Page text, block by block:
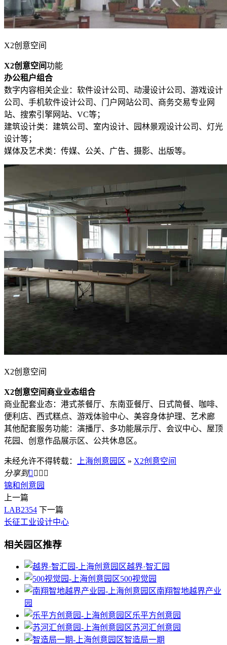
X2创意空间
X2创意空间功能
办公租户组合
数字内容相关企业：软件设计公司、动漫设计公司、游戏设计
公司、手机软件设计公司、门户网站公司、商务交易专业网
站、搜索引擎网站、VC等；
建筑设计类：建筑公司、室内设计、园林景观设计公司、灯光
设计等；
媒体及艺术类：传媒、公关、广告、摄影、出版等。
X2创意空间
X2创意空间 商业业态组合
商业配套业态：港式茶餐厅、东南亚餐厅、日式简餐、咖啡、
便利店、西式糕点、游戏体验中心、美容身体护理、艺术廊
其他配套服务功能：演播厅、多功能展示厅、会议中心、屋顶
花园、创意作品展示区、公共休息区。
未经允许不得转载： 上海创意园区 » X2创意空间
分享到   
锦和创意园
上一篇
LAB2354 下一篇
长征工业设计中心
相关园区推荐
越界·智汇园
500视觉园
南翔智地越界产业
园
乐平方创意园
苏河汇创意园
智造局一期